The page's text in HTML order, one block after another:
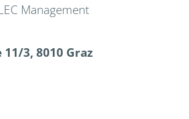
Management
3, 8010 Graz